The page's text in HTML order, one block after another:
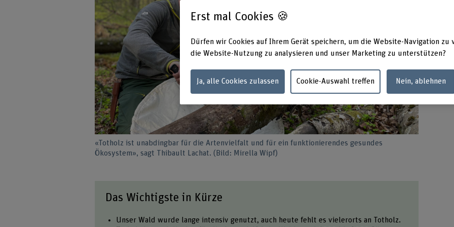
«Totholz ist unabdingbar für die Artenvielfalt und für ein funktionierendes gesundes
Ökosystem», sagt Thibault Lachat. (Bild: Mirella Wipf)
Das Wichtigste in Kürze
Unser Wald wurde lange intensiv genutzt, auch heute fehlt es vielerorts an Totholz.
Erst mal Cookies 🍪
Dürfen wir Cookies auf Ihrem Gerät speichern, um die Website-Navigation zu
die Website-Nutzung zu analysieren und unser Marketing zu unterstützen?
Ja, alle Cookies zulassen Cookie-Auswahl treffen Nein, ablehnen